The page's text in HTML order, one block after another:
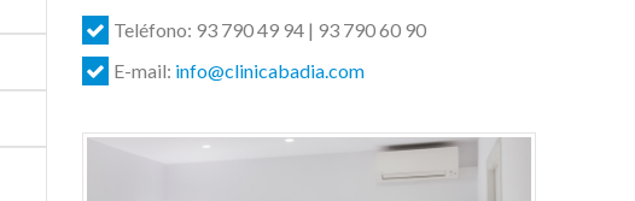
Teléfono: 93 790 49 94 | 93 790 60 90
E-mail: info@clinicabadia.com